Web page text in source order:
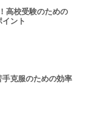
高校受験のための
イント
克服のための効率